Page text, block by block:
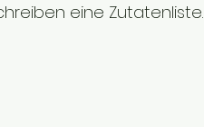
eine Zutatenliste.